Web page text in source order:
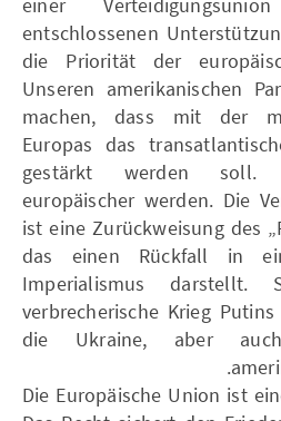
entschlossenen
die Priorität der
Unseren amerikanischen
machen, dass mit der
Europas das
gestärkt werden soll.
europäischer werden. Die
ist eine Zurückweisung des
das einen Rückfall in
Imperialismus
verbrecherische Krieg
die Ukraine, aber
Die Europäische Union ist